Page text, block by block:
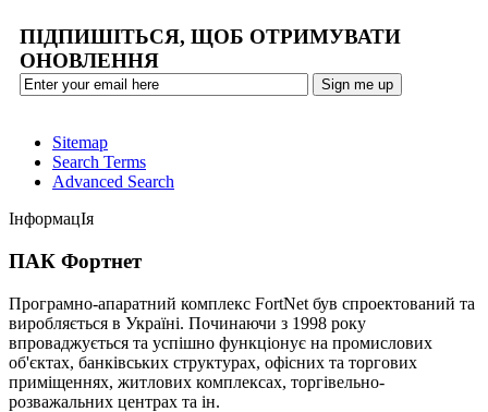
ПІДПИШІТЬСЯ, ЩОБ ОТРИМУВАТИ
ОНОВЛЕННЯ
Sitemap
Search Terms
Advanced Search
ІнформацІя
ПАК Фортнет
Програмно-апаратний комплекс FortNet був спроектований та
виробляється в Україні. Починаючи з 1998 року
впроваджується та успішно функціонує на промислових
об'єктах, банківських структурах, офісних та торгових
приміщеннях, житлових комплексах, торгівельно-
розважальних центрах та ін.